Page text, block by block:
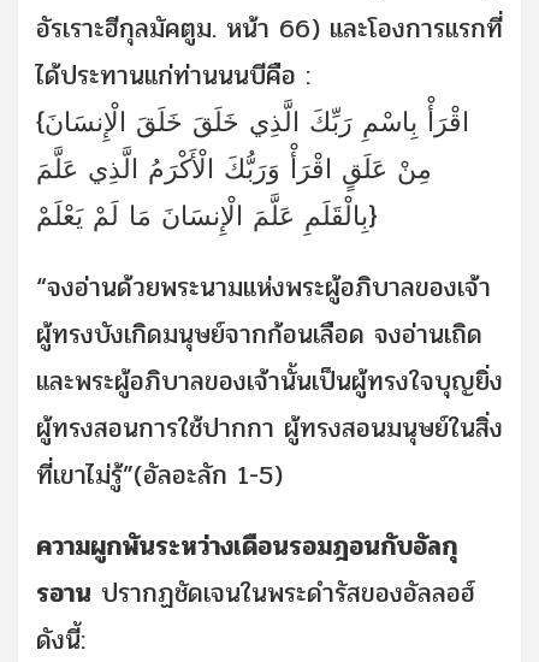
อัรเราะฮีกุลมัคตูม. หน้า 66) และโองการแรกที่
ได้ประทานแก่ท่านนนบีคือ :
{اقْرَأْ بِاسْمِ رَبِّكَ الَّذِي خَلَقَ خَلَقَ الْإِنسَانَ
مِنْ عَلَقٍ اقْرَأْ وَرَبُّكَ الْأَكْرَمُ الَّذِي عَلَّمَ
بِالْقَلَمِ عَلَّمَ الْإِنسَانَ مَا لَمْ يَعْلَمْ}
“จงอ่านด้วยพระนามแห่งพระผู้อภิบาลของเจ้า
ผู้ทรงบังเกิดมนุษย์จากก้อนเลือด จงอ่านเถิด
และพระผู้อภิบาลของเจ้านั้นเป็นผู้ทรงใจบุญยิ่ง
ผู้ทรงสอนการใช้ปากกา ผู้ทรงสอนมนุษย์ในสิ่ง
ที่เขาไม่รู้”(อัลอะลัก 1-5)
ความผูกพันระหว่างเดือนรอมฎอนกับอัลกุ
รอาน ปรากฏชัดเจนในพระดำรัสของอัลลอฮ์
ดังนี้: